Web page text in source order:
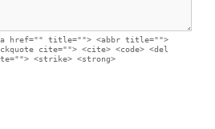
href="" title=""> <abbr title="">
cite=""> <cite> <code> <del
<strike> <strong>